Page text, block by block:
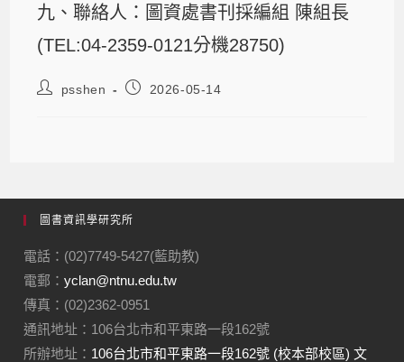
九、聯絡人：圖資處書刊採編組 陳組長
(TEL:04-2359-0121分機28750)
psshen 2026-05-14
圖書資訊學研究所
電話：(02)7749-5427(藍助教)
電郵：yclan@ntnu.edu.tw
傳真：(02)2362-0951
通訊地址：106台北市和平東路一段162號
所辦地址： 106台北市和平東路一段162號 (校本部校區) 文